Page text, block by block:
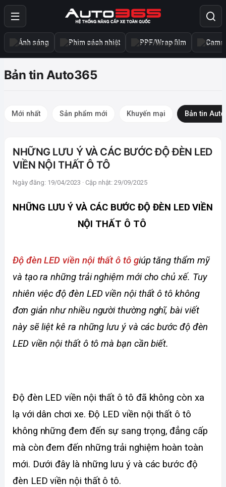
Ánh sáng Phim cách nhiệt PPF/Wrap film
Bản tin Auto365
Mới nhất Sản phẩm mới Khuyến mại Bản tin
NHỮNG LƯU Ý VÀ CÁC BƯỚC ĐỘ ĐÈN LED
VIỀN NỘI THẤT Ô TÔ
Ngày đăng: 19/04/2023 · Cập nhật: 29/09/2025
NHỮNG LƯU Ý VÀ CÁC BƯỚC ĐỘ ĐÈN LED VIỀN
NỘI THẤT Ô TÔ
Độ đèn LED viền nội thất ô tô giúp tăng thẩm mỹ
và tạo ra những trải nghiệm mới cho chủ xế. Tuy
nhiên việc độ đèn LED viền nội thất ô tô không
đơn giản như nhiều người thường nghĩ, bài viết
này sẽ liệt kê ra những lưu ý và các bước độ đèn
LED viền nội thất ô tô mà bạn cần biết.
Độ đèn LED viền nội thất ô tô đã không còn xa
lạ với dân chơi xe. Độ LED viền nội thất ô tô
không những đem đến sự sang trọng, đẳng cấp
mà còn đem đến những trải nghiệm hoàn toàn
mới. Dưới đây là những lưu ý và các bước độ
đèn LED viền nội thất ô tô.